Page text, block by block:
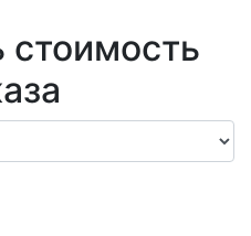
стоимость